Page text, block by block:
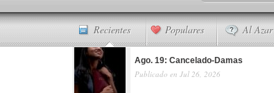
Recientes Populares Al Azar
Ago. 19: Cancelado-Damas
Publicado en Jul 26, 2026